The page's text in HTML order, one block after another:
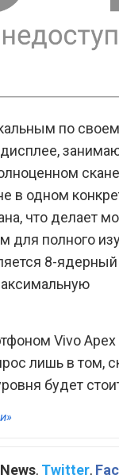
по
дисплее,
в одном
что делает
для полного
8-
Vivo
лишь в том,
будет
News, Twitter,